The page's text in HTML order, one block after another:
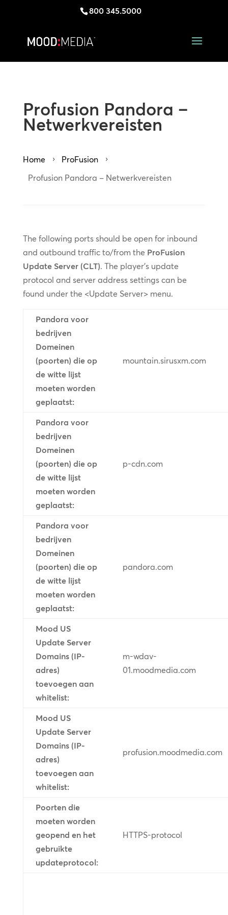
800 345.5000
Profusion Pandora –
Netwerkvereisten
Home 5 ProFusion 5
Profusion Pandora – Netwerkvereisten
The following ports should be open for inbound
and outbound traffic to/from the ProFusion
Update Server (CLT). The player’s update
protocol and server address settings can be
found under the <Update Server> menu.
Pandora voor
bedrijven
Domeinen
(poorten) die op
de witte lijst
moeten worden
geplaatst:
mountain.sirusxm.com
Pandora voor
bedrijven
Domeinen
(poorten) die op
de witte lijst
moeten worden
geplaatst:
p-cdn.com
Pandora voor
bedrijven
Domeinen
(poorten) die op
de witte lijst
moeten worden
geplaatst:
pandora.com
Mood US
Update Server
Domains (IP-
adres)
toevoegen aan
whitelist:
m-wdav-
01.moodmedia.com
Mood US
Update Server
Domains (IP-
adres)
toevoegen aan
whitelist:
profusion.moodmedia.com
Poorten die
moeten worden
geopend en het
gebruikte
updateprotocol:
HTTPS-protocol